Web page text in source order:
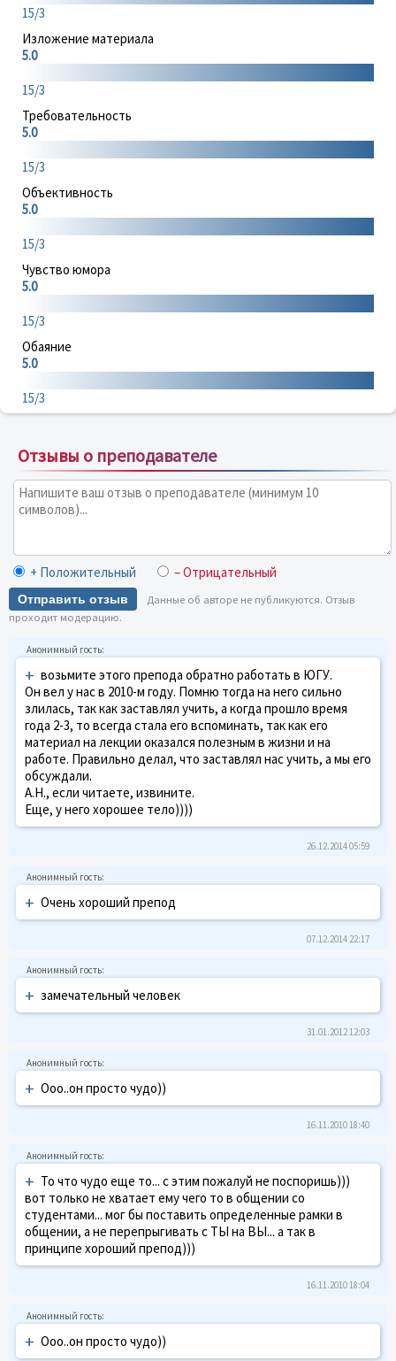
15/3
Изложение материала
5.0
15/3
Требовательность
5.0
15/3
Объективность
5.0
15/3
Чувство юмора
5.0
15/3
Обаяние
5.0
15/3
Отзывы о преподавателе
+ Положительный – Отрицательный
Отправить отзыв
Данные об авторе не публикуются. Отзыв
проходит модерацию.
+ возьмите этого препода обратно работать в ЮГУ.
Он вел у нас в 2010-м году. Помню тогда на него сильно
злилась, так как заставлял учить, а когда прошло время
года 2-3, то всегда стала его вспоминать, так как его
материал на лекции оказался полезным в жизни и на
работе. Правильно делал, что заставлял нас учить, а мы его
обсуждали.
А.Н., если читаете, извините.
Еще, у него хорошее тело))))
26.12.2014 05:59
+ Очень хороший препод
07.12.2014 22:17
+ замечательный человек
31.01.2012 12:03
+ Ооо..он просто чудо))
16.11.2010 18:40
+ То что чудо еще то... с этим пожалуй не поспоришь)))
вот только не хватает ему чего то в общении со
студентами... мог бы поставить определенные рамки в
общении, а не перепрыгивать с ТЫ на ВЫ... а так в
принципе хороший препод)))
16.11.2010 18:04
+ Ооо..он просто чудо))